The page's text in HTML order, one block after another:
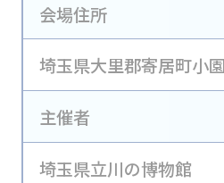
会場住所
埼玉県大里郡寄居町小
主催者
埼玉県立川の博物館